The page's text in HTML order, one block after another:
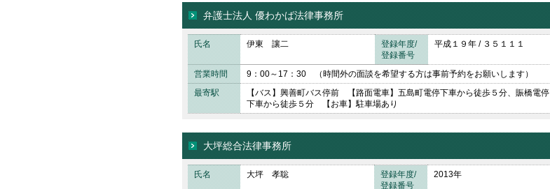
弁護士法人 優わかば法律事務所
氏名 伊東 讓二
登録年度/
登録番号
平成１９年 / ３５１１１
営業時間
9：00～17：30 （時間外の面談を希望する方は事前予約をお願いします）
最寄駅
【バス】興善町バス停前 【路面電車】五島町電停下車から徒歩５分、賑橋電停
下車から徒歩５分 【お車】駐車場あり
大坪総合法律事務所
氏名 大坪 孝聡
登録年度/
登録番号
2013年